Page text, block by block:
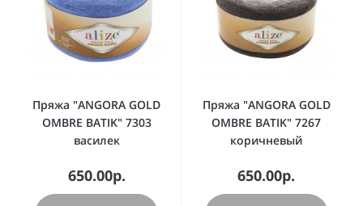
Пряжа "ANGORA GOLD
OMBRE BATIK" 7303
василек
650.00р.
Пряжа "ANGORA GOLD
OMBRE BATIK" 7267
коричневый
650.00р.